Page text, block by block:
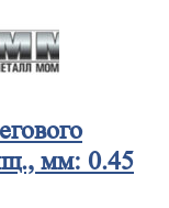
мм: 0.45